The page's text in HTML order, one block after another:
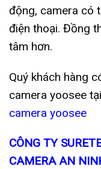
động, camera có
điện thoại. Đồng
tâm hơn.
Quý khách hàng
camera yoosee
camera yoosee
CÔNG TY
CAMERA AN